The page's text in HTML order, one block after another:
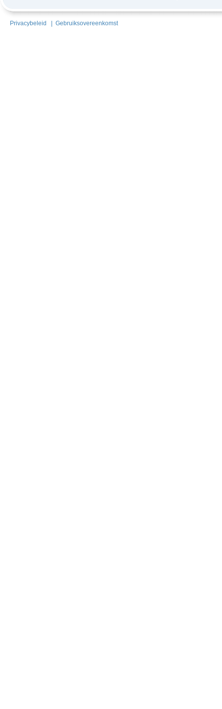
Privacybeleid Gebruiksovereenkomst